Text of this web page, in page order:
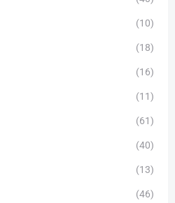
(10)
(18)
(16)
(11)
(61)
(40)
(13)
(46)